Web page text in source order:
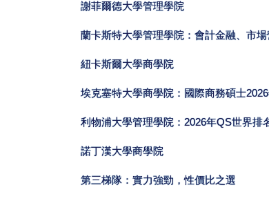
謝菲爾德大學管理學院
蘭卡斯特大學管理學院：會計金融、市場
紐卡斯爾大學商學院
埃克塞特大學商學院：國際商務碩士
利物浦大學管理學院：2026年QS世界排
諾丁漢大學商學院
第三梯隊：實力強勁，性價比之選